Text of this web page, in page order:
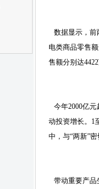
数据显示，前
电类商品零售
售额分别达
今年2000亿
动投资增长。1
中，与“两新”
带动重要产品